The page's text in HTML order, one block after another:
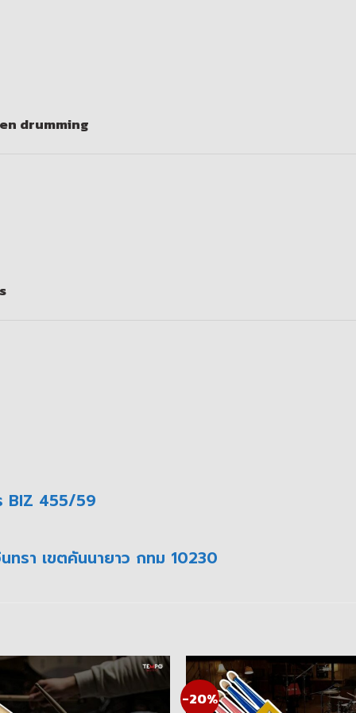
drumming
BIZ 455/59
ทรา เขตคันนายาว กทม 10230
-20%